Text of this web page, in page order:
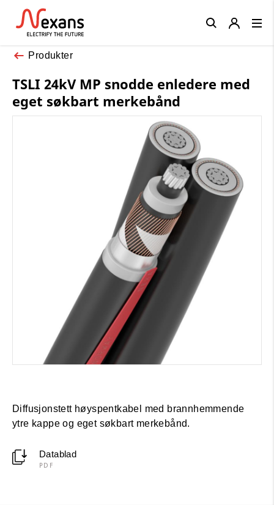
Produkter
TSLI 24kV MP snodde enledere med
eget søkbart merkebånd
Diffusjonstett høyspentkabel med brannhemmende
ytre kappe og eget søkbart merkebånd.
Datablad
PDF
Close